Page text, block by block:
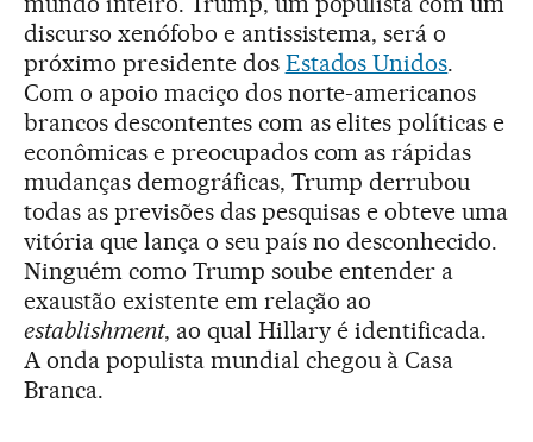
discurso xenófobo e antissistema, será o
próximo presidente dos Estados Unidos.
Com o apoio maciço dos norte-americanos
brancos descontentes com as elites políticas e
econômicas e preocupados com as rápidas
mudanças demográficas, Trump derrubou
todas as previsões das pesquisas e obteve uma
vitória que lança o seu país no desconhecido.
Ninguém como Trump soube entender a
exaustão existente em relação ao
establishment, ao qual Hillary é identificada.
A onda populista mundial chegou à Casa
Branca.